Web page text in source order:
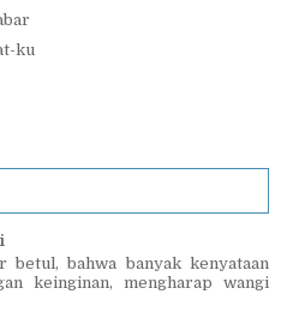
ku
bahwa banyak kenyataan
keinginan, mengharap wangi